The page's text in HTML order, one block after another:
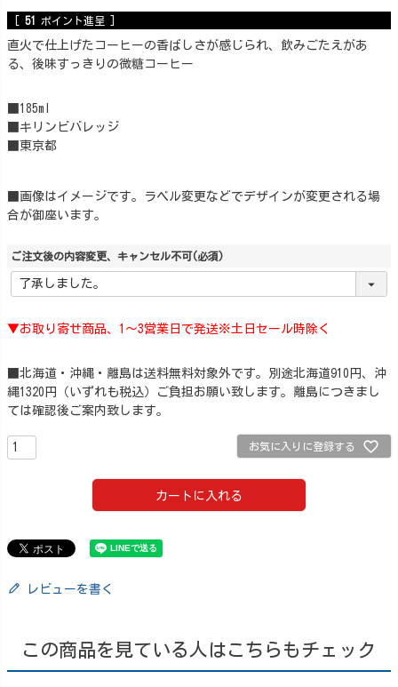
51 ポイント進呈 ]
直火で仕上げたコーヒーの香ばしさが感じられ、飲みごたえがあ
る、後味すっきりの微糖コーヒー
■185ml
■キリンビバレッジ
■東京都
■画像はイメージです。ラベル変更などでデザインが変更される場
合が御座います。
ご注文後の内容変更、キャンセル不可 (必須)
▼お取り寄せ商品、1～3営業日で発送※土日セール時除く
■北海道・沖縄・離島は送料無料対象外です。別途北海道910円、沖
縄1320円（いずれも税込）ご負担お願い致します。離島につきまし
ては確認後ご案内致します。
お気に入りに登録する
カートに入れる
レビューを書く
この商品を見ている人はこちらもチェック